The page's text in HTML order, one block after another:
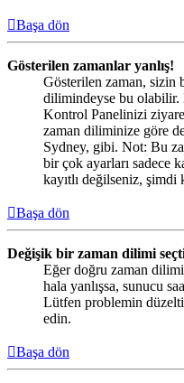
Başa dön
Gösterilen zamanlar yanlış!
Gösterilen zaman, sizin
dilimindeyse bu olabilir.
Kontrol Panelinizi
zaman diliminize göre
Sydney, gibi. Not: Bu
bir çok ayarları sadece
kayıtlı değilseniz, şimdi
Başa dön
Değişik bir zaman dilimi
Eğer doğru zaman
hala yanlışsa, sunucu
Lütfen problemin
edin.
Başa dön